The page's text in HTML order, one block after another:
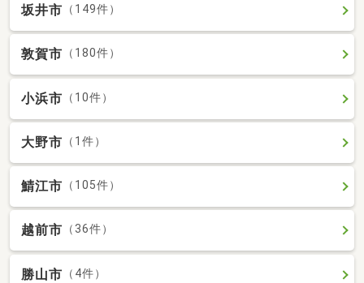
坂井市 （149件）
敦賀市 （180件）
小浜市 （10件）
大野市 （1件）
鯖江市 （105件）
越前市 （36件）
勝山市 （4件）